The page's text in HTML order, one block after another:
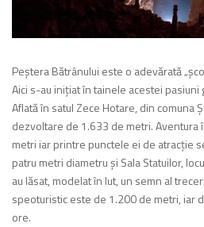
Peştera Bătrânului este o adevărată
Aici s-au iniţiat în tainele acestei
Aflată în satul Zece Hotare, din comuna
dezvoltare de 1.633 de metri. Aventura
metri iar printre punctele ei de atracţie
patru metri diametru şi Sala Statuilor,
au lăsat, modelat în lut, un semn al
speoturistic este de 1.200 de metri, iar
ore.